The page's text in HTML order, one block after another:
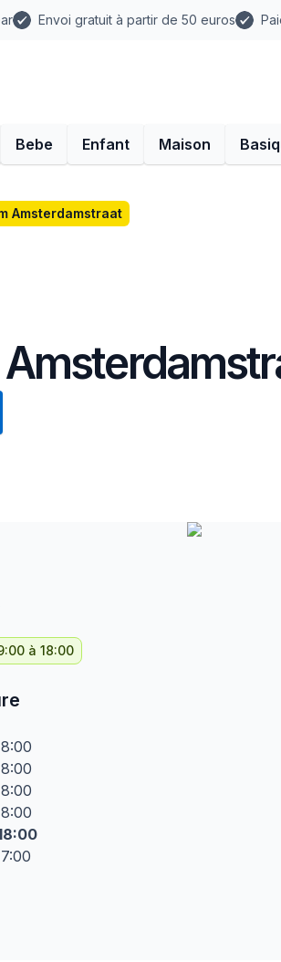
Envoi gratuit à partir de 50 euros
Bebe Enfant Maison
Amsterdamstraat
à 18:00